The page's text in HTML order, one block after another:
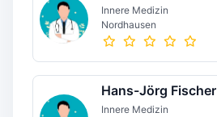
Innere Medizin
Nordhausen
Hans-Jörg Fischer
Innere Medizin